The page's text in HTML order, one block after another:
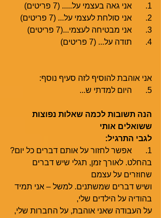
1.	אני גאה בעצמי על..... (7 פריטים)
2.	אני סולחת לעצמי על... (7 פריטים)
3.	אני מבטיחה לעצמי...(7 פריטים)
4.	תודה על... (7 פריטים)
אני אוהבת להוסיף לזה סעיף נוסף:
5.	היום למדתי ש...
הנה תשובות לכמה שאלות נפוצות
ששואלים אותי
לגבי התרגיל:
1.	אפשר לחזור על אותם דברים כל יום?
בהחלט. לאורך זמן, תגלי שיש דברים
שחוזרים על עצמם
ושיש דברים שמשתנים. למשל – אני תמיד
בהודיה על הילדים שלי,
על העבודה שאני אוהבת, על החברות שלי,